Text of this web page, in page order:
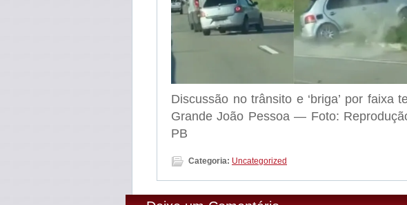
Discussão no trânsito e ‘briga’ por faixa
Grande João Pessoa — Foto:
PB
Categoria: Uncategorized